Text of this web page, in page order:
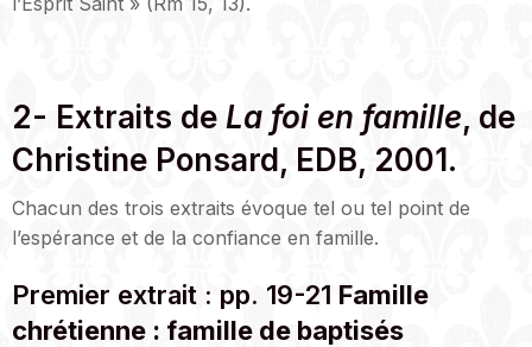
2- Extraits de La foi en famille, de
Christine Ponsard, EDB, 2001.
Chacun des trois extraits évoque tel ou tel point de
l’espérance et de la confiance en famille.
Premier extrait : pp. 19-21 Famille
chrétienne : famille de baptisés